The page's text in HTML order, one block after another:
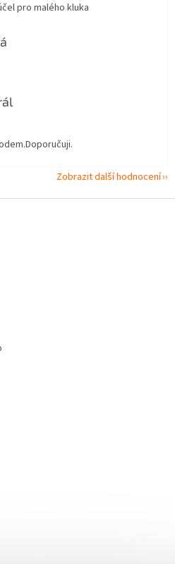
pro malého kluka
je 5 z 5 hvězdiček.
je 5 z 5 hvězdiček.
Zobrazit další hodnocení